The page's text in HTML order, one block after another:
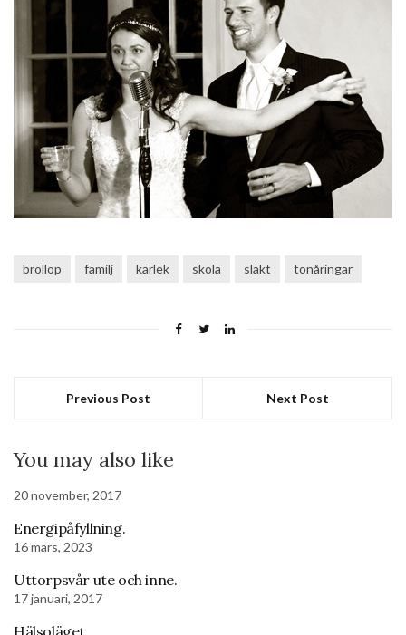
bröllop familj kärlek skola släkt tonåringar
Previous Post Next Post
You may also like
20 november, 2017
Energipåfyllning.
16 mars, 2023
Uttorpsvår ute och inne.
17 januari, 2017